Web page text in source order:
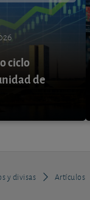
ciclo
de
y divisas Artículos